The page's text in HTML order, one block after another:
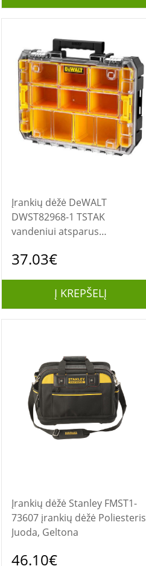
Įrankių dėžė DeWALT
DWST82968-1 TSTAK
vandeniui atsparus
37.03€
Į KREPŠELĮ
Įrankių dėžė Stanley FMST1-
73607 įrankių dėžė Poliesteris
Juoda, Geltona
46.10€